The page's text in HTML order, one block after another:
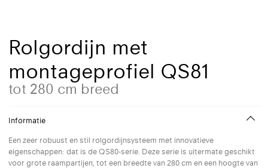
Rolgordijn met
montageprofiel QS81
tot 280 cm breed
Informatie
Een zeer robuust en stil rolgordijnsysteem met innovatieve
eigenschappen: dat is de QS80-serie. Deze serie is uitermate geschikt
voor grote raampartijen, tot een breedte van 280 cm en een hoogte van